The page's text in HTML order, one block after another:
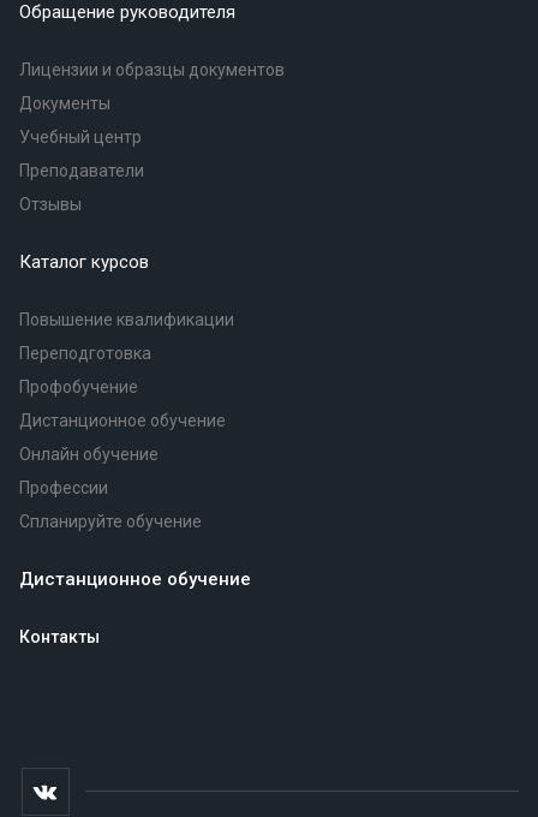
Обращение руководителя
Лицензии и образцы документов
Документы
Учебный центр
Преподаватели
Отзывы
Каталог курсов
Повышение квалификации
Переподготовка
Профобучение
Дистанционное обучение
Онлайн обучение
Профессии
Спланируйте обучение
Дистанционное обучение
Контакты